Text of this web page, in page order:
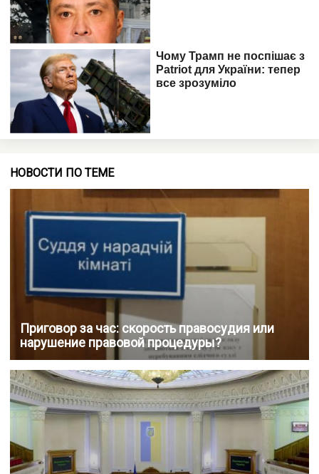
НОВОСТИ ПО ТЕМЕ
Приговор за час: скорость правосудия или
нарушение правовой процедуры?